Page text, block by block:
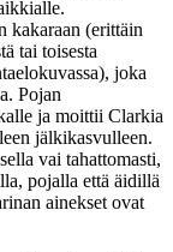
kakaraan (erittäin
tai toisesta
joka
Pojan
ja moittii Clarkia
jälkikasvulleen.
vai tahattomasti,
pojalla että äidillä
ainekset ovat